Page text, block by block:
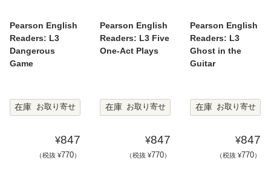
Pearson English
Readers: L3
Dangerous
Game
在庫 お取り寄せ
¥847
（税抜 ¥770）
Pearson English
Readers: L3 Five
One-Act Plays
在庫 お取り寄せ
¥847
（税抜 ¥770）
Pearson English
Readers: L3
Ghost in the
Guitar
在庫 お取り寄せ
¥847
（税抜 ¥770）